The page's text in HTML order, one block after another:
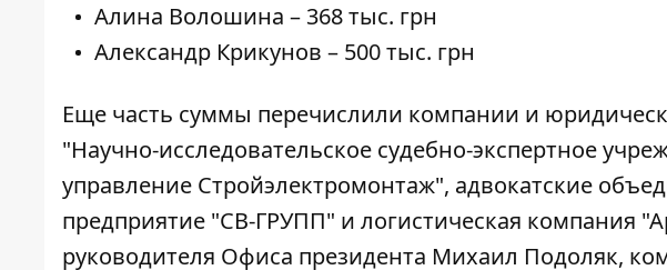
Алина Волошина – 368 тыс. грн
Александр Крикунов – 500 тыс. грн
Еще часть суммы перечислили компании и
"Научно-исследовательское судебно-экспертное
управление Стройэлектромонтаж", адвокатские
предприятие "СВ-ГРУПП" и логистическая компания
руководителя Офиса президента Михаил Подоляк,